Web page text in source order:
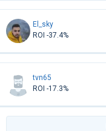
El_sky
ROI -37.4%
tvn65
ROI -17.3%